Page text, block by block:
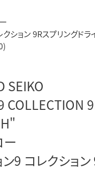
ション 9Rスプリングド
SEIKO
COLLECTION
ー
9 コレクショ